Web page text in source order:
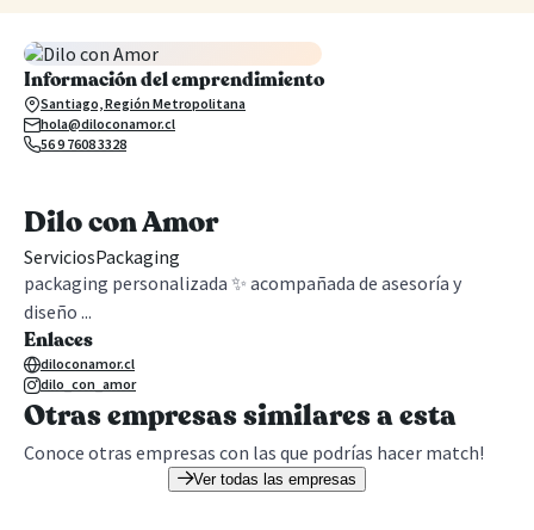
Información del emprendimiento
Santiago, Región Metropolitana
hola@diloconamor.cl
56 9 7608 3328
Dilo con Amor
ServiciosPackaging
packaging personalizada ✨ acompañada de asesoría y
diseño ...
Enlaces
diloconamor.cl
dilo_con_amor
Otras empresas similares a esta
Conoce otras empresas con las que podrías hacer match!
Ver todas las empresas